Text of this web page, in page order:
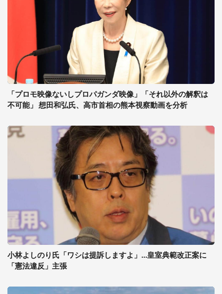
「プロモ映像ないしプロパガンダ映像」「それ以外の解釈は
不可能」 想田和弘氏、高市首相の熊本視察動画を分析
小林よしのり氏「ワシは提訴しますよ」...皇室典範改正案に
「憲法違反」主張